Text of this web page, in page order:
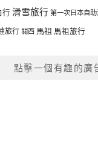
行 滑雪旅行 第一次日本自
旅行 關西 馬祖 馬祖旅行
點擊一個有趣的廣